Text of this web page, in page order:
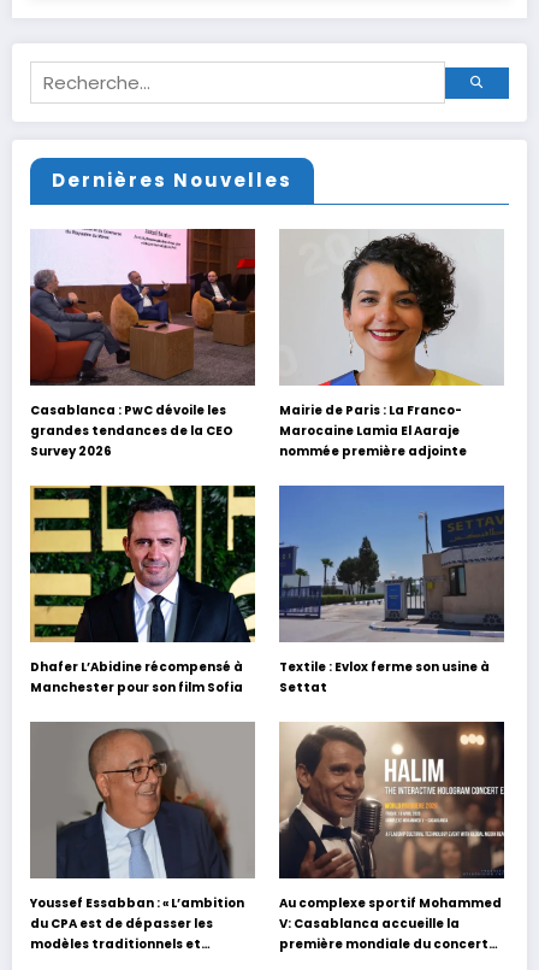
Dernières Nouvelles
Casablanca : PwC dévoile les
grandes tendances de la CEO
Survey 2026
Mairie de Paris : La Franco-
Marocaine Lamia El Aaraje
nommée première adjointe
Dhafer L’Abidine récompensé à
Manchester pour son film Sofia
Textile : Evlox ferme son usine à
Settat
Youssef Essabban : « L’ambition
du CPA est de dépasser les
modèles traditionnels et
Au complexe sportif Mohammed
V: Casablanca accueille la
première mondiale du concert